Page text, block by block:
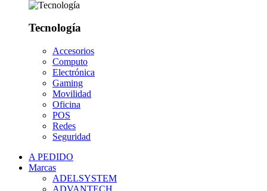
Tecnología
Accesorios
Computo
Electrónica
Gaming
Movilidad
Oficina
POS
Redes
Seguridad
A PEDIDO
Marcas
ADELSYSTEM
ADVANTECH